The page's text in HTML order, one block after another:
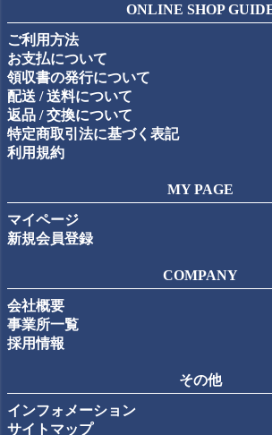
ONLINE SHOP
ご利用方法
お支払について
領収書の発行について
配送 / 送料について
返品 / 交換について
特定商取引法に基づく表記
利用規約
MY PAGE
マイページ
新規会員登録
COMPANY
会社概要
事業所一覧
採用情報
その他
インフォメーション
サイトマップ